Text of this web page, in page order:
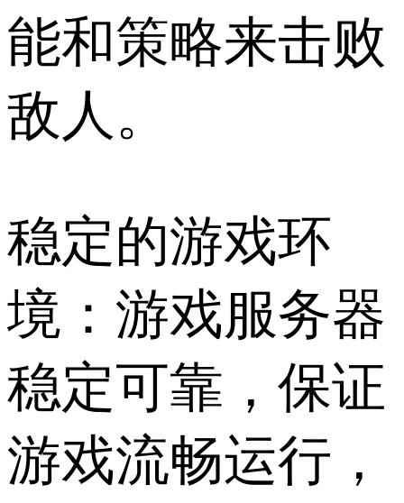
能和策略来击败
敌人。
稳定的游戏环
境：游戏服务器
稳定可靠，保证
游戏流畅运行，